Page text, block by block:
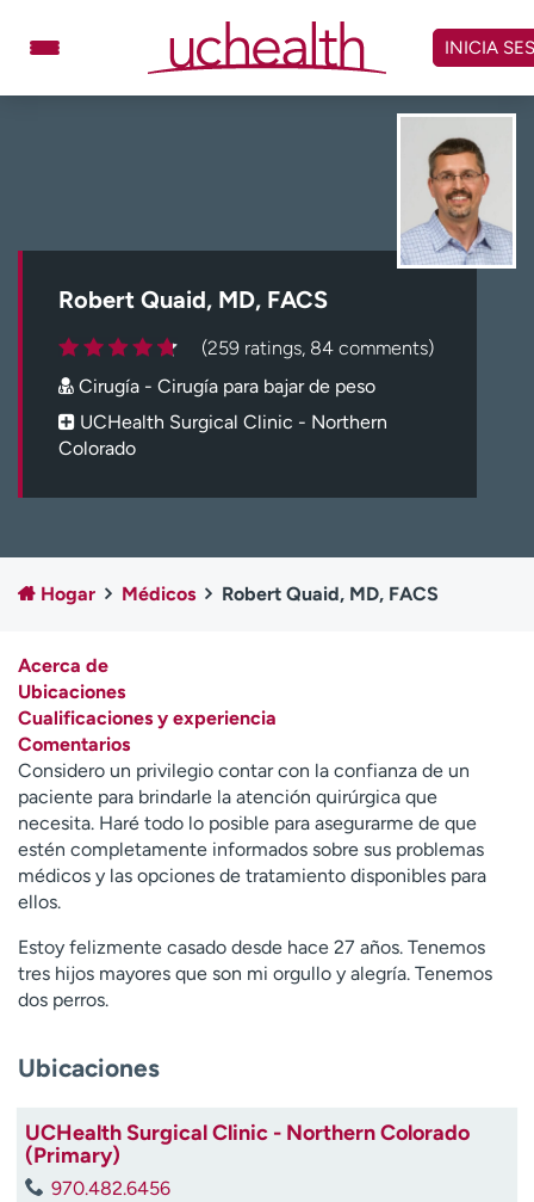
contenido
Carreras
Inicie sesión en My Health Connection
Acerca de UCHealth
Clases y eventos
Empleados
Profesionales
Contáctenos
A
y
ú
d
a
m
e
e
n
c
n
INICIA
Robert Quaid, MD, FACS
(259 ratings, 84 comments)
Cirugía - Cirugía para bajar de peso
UCHealth Surgical Clinic - Northern
Colorado
Hogar Médicos Robert Quaid, MD, FACS
Acerca de
Ubicaciones
Cualificaciones y experiencia
Comentarios
Considero un privilegio contar con la confianza de un
paciente para brindarle la atención quirúrgica que
necesita. Haré todo lo posible para asegurarme de que
estén completamente informados sobre sus problemas
médicos y las opciones de tratamiento disponibles para
ellos.
Estoy felizmente casado desde hace 27 años. Tenemos
tres hijos mayores que son mi orgullo y alegría. Tenemos
dos perros.
Ubicaciones
UCHealth Surgical Clinic - Northern Colorado
(Primary)
970.482.6456